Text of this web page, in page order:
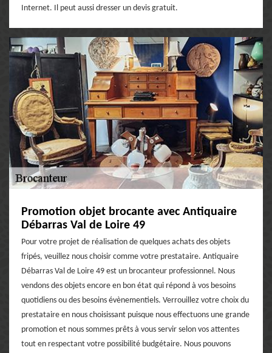
Internet. Il peut aussi dresser un devis gratuit.
Promotion objet brocante avec Antiquaire
Débarras Val de Loire 49
Pour votre projet de réalisation de quelques achats des objets
fripés, veuillez nous choisir comme votre prestataire. Antiquaire
Débarras Val de Loire 49 est un brocanteur professionnel. Nous
vendons des objets encore en bon état qui répond à vos besoins
quotidiens ou des besoins évènementiels. Verrouillez votre choix du
prestataire en nous choisissant puisque nous effectuons une grande
promotion et nous sommes prêts à vous servir selon vos attentes
tout en respectant votre possibilité budgétaire. Nous pouvons